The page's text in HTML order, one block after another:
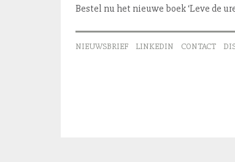
Bestel nu het nieuwe boek ‘Leve de
NIEUWSBRIEF LINKEDIN CONTACT